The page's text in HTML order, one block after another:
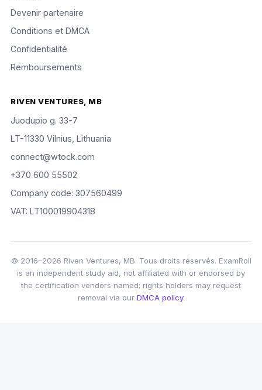
Devenir partenaire
Conditions et DMCA
Confidentialité
Remboursements
RIVEN VENTURES, MB
Juodupio g. 33-7
LT-11330 Vilnius, Lithuania
connect@wtock.com
+370 600 55502
Company code: 307560499
VAT: LT100019904318
© 2016–2026 Riven Ventures, MB. Tous droits réservés. ExamRoll
is an independent study aid, not affiliated with or endorsed by
the certification vendors named; rights holders may request
removal via our DMCA policy.